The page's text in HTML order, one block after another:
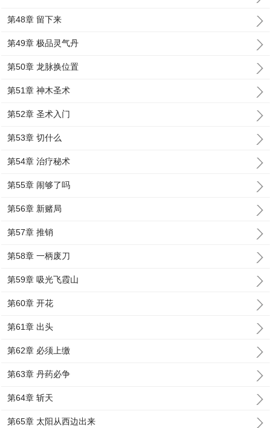
第48章 留下来
第49章 极品灵气丹
第50章 龙脉换位置
第51章 神木圣术
第52章 圣术入门
第53章 切什么
第54章 治疗秘术
第55章 闹够了吗
第56章 新赌局
第57章 推销
第58章 一柄废刀
第59章 吸光飞霞山
第60章 开花
第61章 出头
第62章 必须上缴
第63章 丹药必争
第64章 斩天
第65章 太阳从西边出来